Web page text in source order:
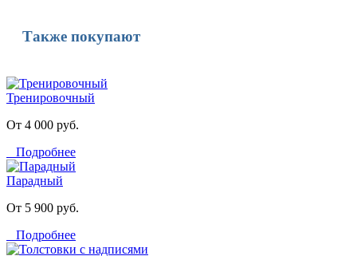
Также покупают
Тренировочный
От 4 000 руб.
Подробнее
Парадный
От 5 900 руб.
Подробнее